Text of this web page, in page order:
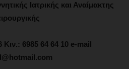
Ιατρικής και Αναίμακτης
Κιν.: 6985 64 64 10 e-mail